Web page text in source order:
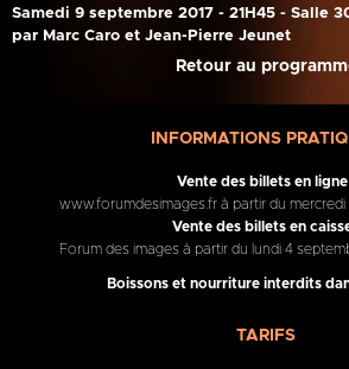
Samedi 9 septembre 2017 - 21H45 - Salle
par Marc Caro et Jean-Pierre Jeunet
Retour au
INFORMATIONS
Vente des billets en ligne
www.forumdesimages.fr à partir du
Vente des billets en
Forum des images à partir du lundi 4
Boissons et nourriture interdits
TARIFS